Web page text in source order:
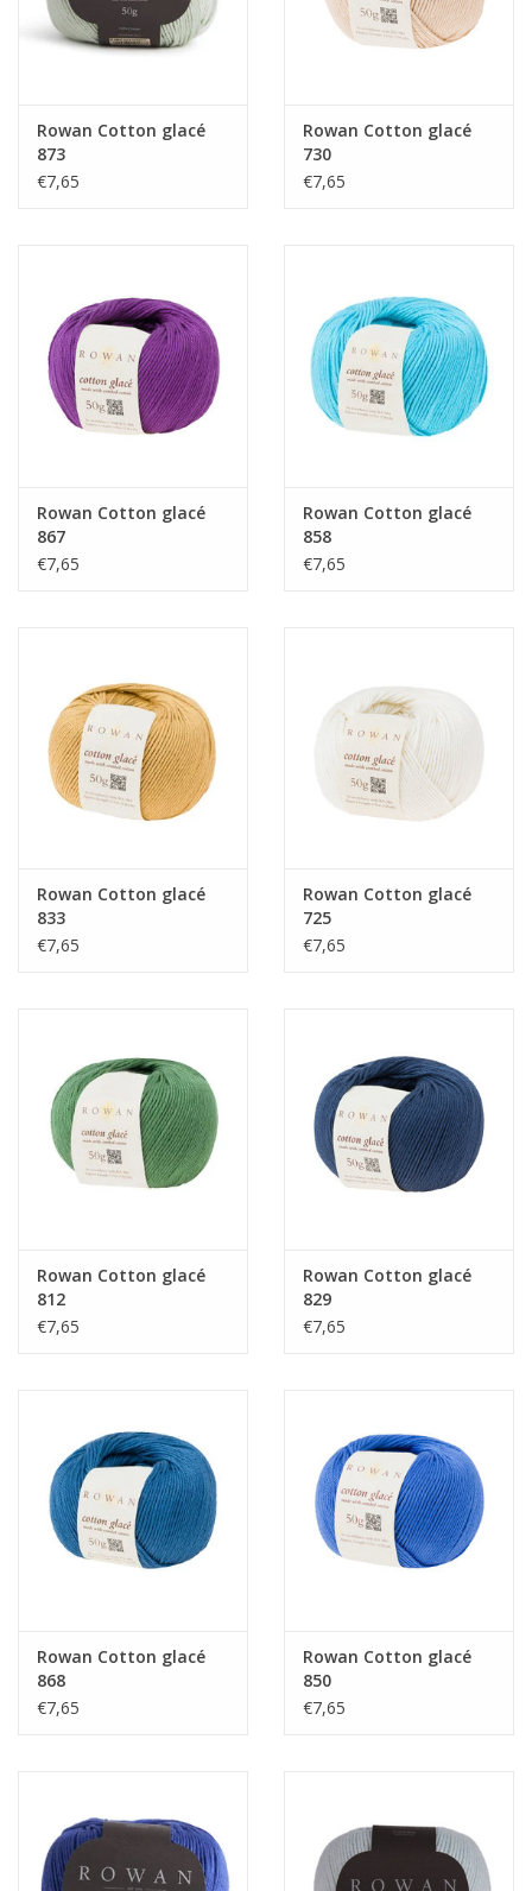
Rowan Cotton glacé
873
€7,65
Rowan Cotton glacé
730
€7,65
Rowan Cotton glacé
867
€7,65
Rowan Cotton glacé
858
€7,65
Rowan Cotton glacé
833
€7,65
Rowan Cotton glacé
725
€7,65
Rowan Cotton glacé
812
€7,65
Rowan Cotton glacé
829
€7,65
Rowan Cotton glacé
868
€7,65
Rowan Cotton glacé
850
€7,65